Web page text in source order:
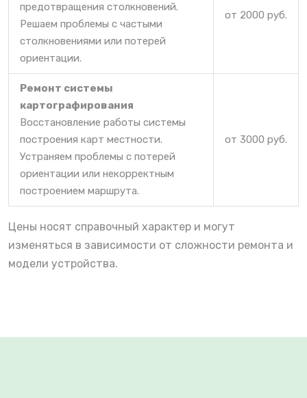
предотвращения столкновений.
Решаем проблемы с частыми
столкновениями или потерей
ориентации.
от 2000 руб.
Ремонт системы
картографирования
Восстановление работы системы
построения карт местности.
Устраняем проблемы с потерей
ориентации или некорректным
построением маршрута.
от 3000 руб.
Цены носят справочный характер и могут
изменяться в зависимости от сложности ремонта и
модели устройства.